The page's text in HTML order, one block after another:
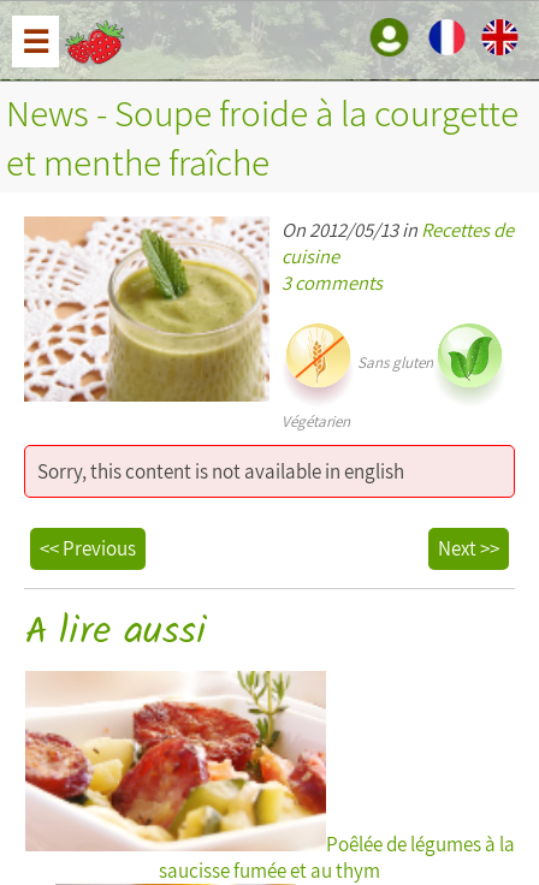
☰
News - Soupe froide à la courgette
et menthe fraîche
On 2012/05/13 inRecettes de
cuisine
3 comments
Sans gluten
Végétarien
Sorry, this content is not available in english
Next >>
<< Previous
A lire aussi
Poêlée de légumes à la
saucisse fumée et au thym